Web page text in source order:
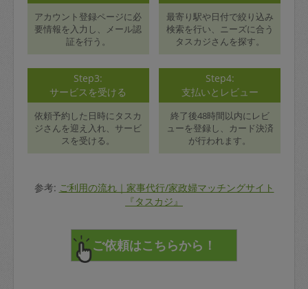
アカウント登録ページに必
要情報を入力し、メール認
証を行う。
最寄り駅や日付で絞り込み
検索を行い、ニーズに合う
タスカジさんを探す。
Step3:
サービスを受ける
依頼予約した日時にタスカ
ジさんを迎え入れ、サービ
スを受ける。
Step4:
支払いとレビュー
終了後48時間以内にレビ
ューを登録し、カード決済
が行われます。
参考: ご利用の流れ｜家事代行/家政婦マッチングサイト
『タスカジ』